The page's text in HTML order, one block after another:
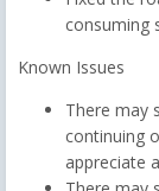
consuming
Known Issues
There may
continuing
appreciate